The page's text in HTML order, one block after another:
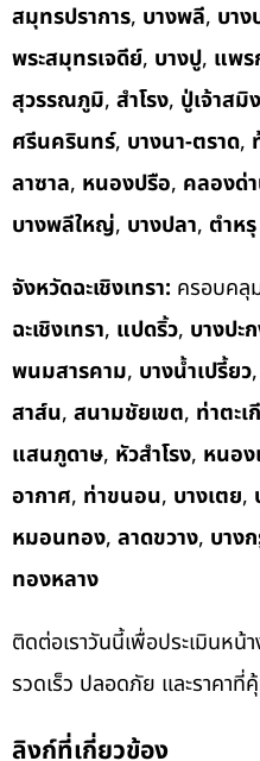
สมุทรปราการ, บางพลี, บาง
พระสมุทรเจดีย์, บางปู, แพร
สุวรรณภูมิ, สำโรง, ปู่เจ้าสมิ
ศรีนครินทร์, บางนา-ตราด,
ลาซาล, หนองปรือ, คลองด่
บางพลีใหญ่, บางปลา, ตำหรุ
จังหวัดฉะเชิงเทรา: ครอบค
ฉะเชิงเทรา, แปดริ้ว, บางปะ
พนมสารคาม, บางน้ำเปรี้ยว,
สาส์น, สนามชัยเขต, ท่าตะเ
แสนภูดาษ, หัวสำโรง, หนอ
อากาศ, ท่าขนอน, บางเตย,
หมอนทอง, ลาดขวาง, บาง
ทองหลาง
ติดต่อเราวันนี้เพื่อประเมินหน้
รวดเร็ว ปลอดภัย และราคา
ลิงก์ที่เกี่ยวข้อง